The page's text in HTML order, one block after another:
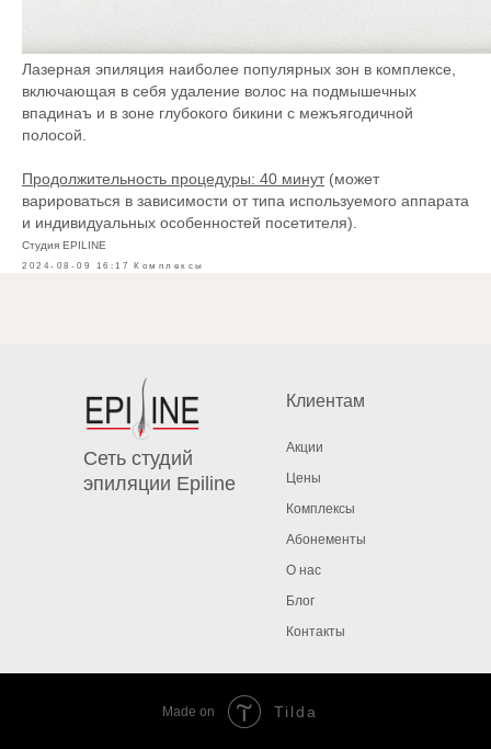
Лазерная эпиляция наиболее популярных зон в комплексе,
включающая в себя удаление волос на подмышечных
впадинаъ и в зоне глубокого бикини с межъягодичной
полосой.
Продолжительность процедуры: 40 минут(может
варироваться в зависимости от типа используемого аппарата
и индивидуальных особенностей посетителя).
Студия EPILINE
2024-08-09 16:17 Комплексы
Контакты
Блог
О нас
Абонементы
Комплексы
Цены
Акции
Клиентам
Сеть студий
эпиляции Epiline
Made on Tilda